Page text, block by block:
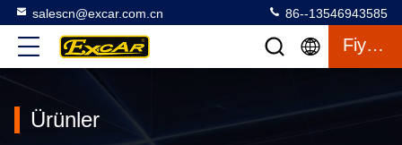
salescn@excar.com.cn 86--13546943585
Fiyat Teklifi
Ürünler